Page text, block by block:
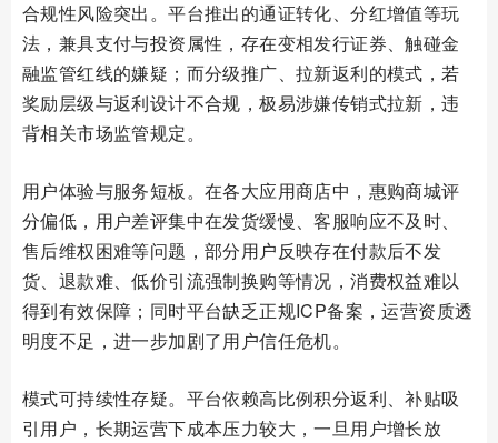
合规性风险突出。平台推出的通证转化、分红增值等玩
法，兼具支付与投资属性，存在变相发行证券、触碰金
融监管红线的嫌疑；而分级推广、拉新返利的模式，若
奖励层级与返利设计不合规，极易涉嫌传销式拉新，违
背相关市场监管规定。
用户体验与服务短板。在各大应用商店中，惠购商城评
分偏低，用户差评集中在发货缓慢、客服响应不及时、
售后维权困难等问题，部分用户反映存在付款后不发
货、退款难、低价引流强制换购等情况，消费权益难以
得到有效保障；同时平台缺乏正规ICP备案，运营资质透
明度不足，进一步加剧了用户信任危机。
模式可持续性存疑。平台依赖高比例积分返利、补贴吸
引用户，长期运营下成本压力较大，一旦用户增长放